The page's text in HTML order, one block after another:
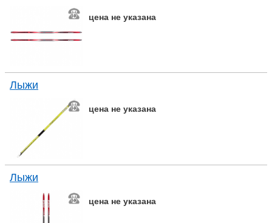
цена не указана
Лыжи
цена не указана
Лыжи
цена не указана